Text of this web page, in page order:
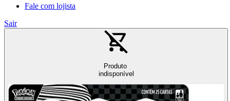
Fale com lojista
Sair
Produto
indisponível